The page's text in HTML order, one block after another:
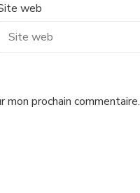
web
prochain commentaire.